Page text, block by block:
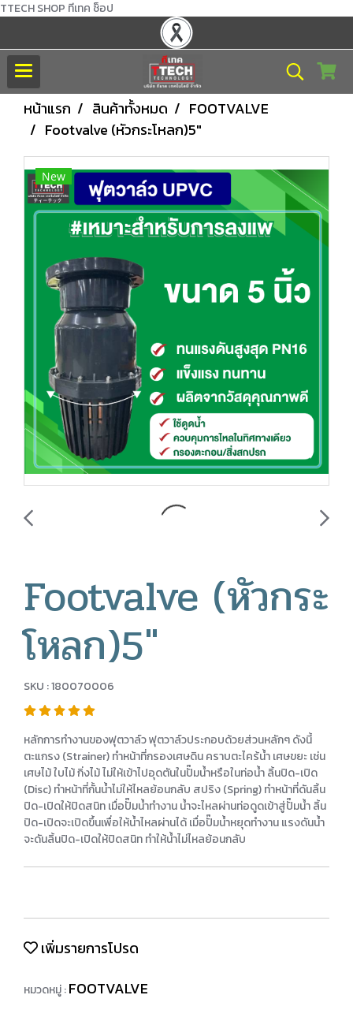
TTECH SHOP ทีเทค ช็อป
หน้าแรก สินค้าทั้งหมด
FOOTVALVE
Footvalve (หัวกระโหลก)5"
New
Footvalve (หัวกระ
โหลก)5"
SKU : 180070006
หลักการทำงานของฟุตวาล์ว ฟุตวาล์วประกอบด้วยส่วนหลักๆ ดังนี้
ตะแกรง (Strainer) ทำหน้าที่กรองเศษดิน คราบตะไคร้น้ำ เศษขยะ เช่น
เศษไม้ ใบไม้ กิ่งไม้ ไม่ให้เข้าไปอุดตันในปั๊มน้ำหรือในท่อน้ำ ลิ้นปิด-เปิด
(Disc) ทำหน้าที่กั้นน้ำไม่ให้ไหลย้อนกลับ สปริง (Spring) ทำหน้าที่ดันลิ้น
ปิด-เปิดให้ปิดสนิท เมื่อปั๊มน้ำทำงาน น้ำจะไหลผ่านท่อดูดเข้าสู่ปั๊มน้ำ ลิ้น
ปิด-เปิดจะเปิดขึ้นเพื่อให้น้ำไหลผ่านได้ เมื่อปั๊มน้ำหยุดทำงาน แรงดันน้ำ
จะดันลิ้นปิด-เปิดให้ปิดสนิท ทำให้น้ำไม่ไหลย้อนกลับ
เพิ่มรายการโปรด
หมวดหมู่ :FOOTVALVE